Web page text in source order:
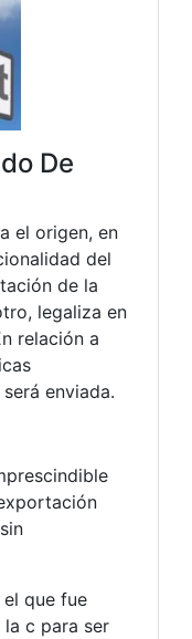
De
el origen, en
del
de la
legaliza en
relación a
enviada.
el que fue
c para ser